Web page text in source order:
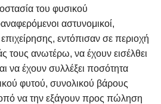
του φυσικού
αστυνομικοί,
εντόπισαν σε περιοχή
τους ανωτέρω, να έχουν εισέλθει
να έχουν συλλέξει ποσότητα
φυτού, συνολικού βάρους
να την εξάγουν προς πώληση